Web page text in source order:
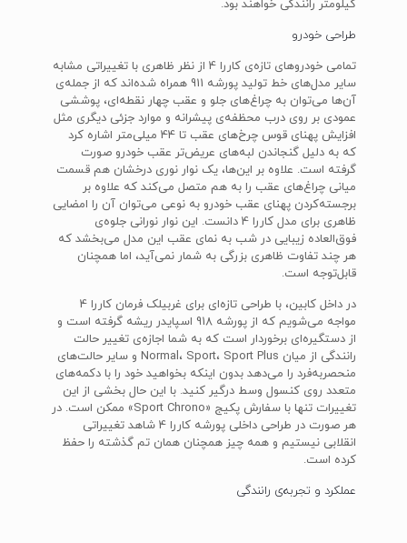
کیلومتر رانندگی خواهند بود.
طراحی خودرو
تمامی خودروهای تازه‌ی کاررا 4 از نظر ظاهری با تغییراتی مشابه
سایر مدل‌های خط تولید پورشه 911 همراه شده‌اند که از جمله‌ی
آن‌ها می‌توان به چراغ‌های جلو و عقب چهار نقطه‌ای، پوششی
عمودی بر روی درب محظفه‌ی پیشرانه و موارد جزئی دیگری مثل
افزایش پهنای قوس چرخ‌های عقب تا 44 میلی‌متر اشاره کرد
که به دلیل گنجاندن لبه‌های عریض‌تر عقب خودرو صورت
گرفته است. علاوه بر این‌ها، یک نوار نوری درخشان هم قسمت
میانی چراغ‌های عقب را به هم متصل می‌کند که علاوه بر
برجسته‌کردن پهنای عقب خودرو به نوعی می‌توان آن را امضایی
ظاهری برای مدل کاررا 4 دانست. این نوار نورانی جلوه‌ی
فوق‌العاده زیبایی در شب به نمای عقب این مدل می‌بخشد که
هر چند تفاوت ظاهری بزرگی به شمار نمی‌آید، اما همچنان
قابل‌توجه است.
در داخل کابین، با طراحی تازه‌ای برای غربیلک فرمان کاررا 4
مواجه می‌شویم که از پورشه 918 اسپایدر ریشه گرفته است و
از دستگیره‌ای برخوردار است که به شما اجازه‌ی تغییر حالت
رانندگی از میان Normal، Sport، Sport Plus و سایر حالت‌های
منحصربه‌فرد را می‌دهد بدون اینکه بخواهید خود را با دکمه‌های
متعدد روی کنسول وسط درگیر کنید. با این حال بخشی از این
تغییرات تنها با سفارش پکیج «Sport Chrono» ممکن است. در
هر صورت در طراحی داخلی پورشه کاررا 4 شاهد تغییراتی
انقلابی نیستیم و همه چیز همچنان همان تم گذشته را حفظ
کرده است.
عملکرد و تجربه‌ی رانندگی